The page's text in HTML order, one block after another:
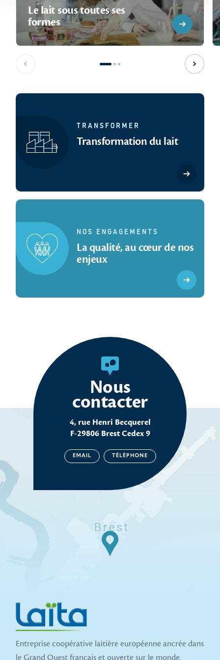
Le lait sous toutes ses
formes
Slide précédente Slide
TRANSFORMER
Transformation du lait
NOS ENGAGEMENTS
La qualité, au cœur de nos
enjeux
Nous
contacter
4, rue Henri Becquerel
F-29806 Brest Cedex 9
EMAIL TÉLÉPHONE
Entreprise coopérative laitière européenne ancrée dans
le Grand Ouest français et ouverte sur le monde.